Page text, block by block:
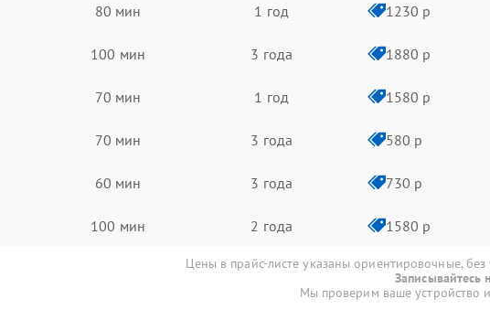
80 мин 1 год 1230 р
100 мин 3 года 1880 р
70 мин 1 год 1580 р
70 мин 3 года 580 р
60 мин 3 года 730 р
100 мин 2 года 1580 р
Цены в прайс-листе указаны ориентировочные, без
Записывайтесь
Мы проверим ваше устройство